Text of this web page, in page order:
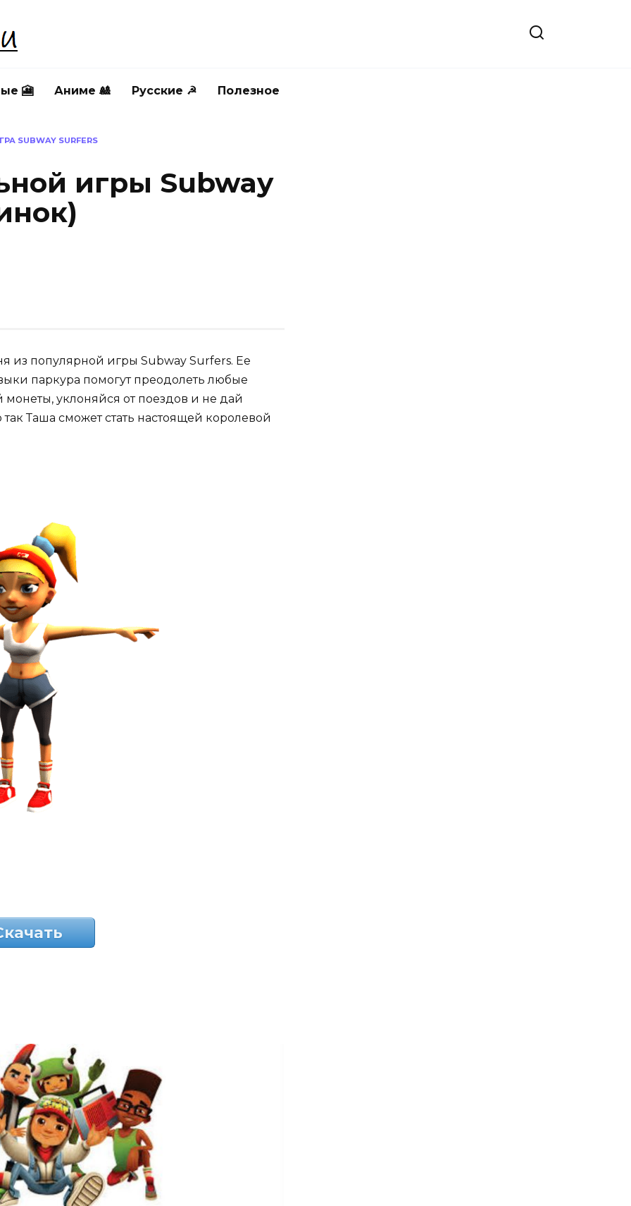
🎦 Аниме 🎎 Русские ☭ Полезное
SUBWAY SURFERS
игры Subway
из популярной игры Subway Surfers. Ее
паркура помогут преодолеть любые
монеты, уклоняйся от поездов и не дай
Таша сможет стать настоящей королевой